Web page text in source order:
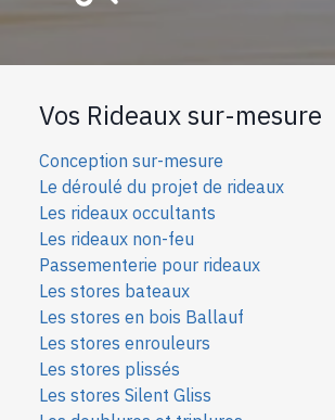
Vos Rideaux sur-mesure
Conception sur-mesure
Le déroulé du projet de rideaux
Les rideaux occultants
Les rideaux non-feu
Passementerie pour rideaux
Les stores bateaux
Les stores en bois Ballauf
Les stores enrouleurs
Les stores plissés
Les stores Silent Gliss